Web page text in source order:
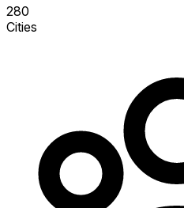
280
Cities